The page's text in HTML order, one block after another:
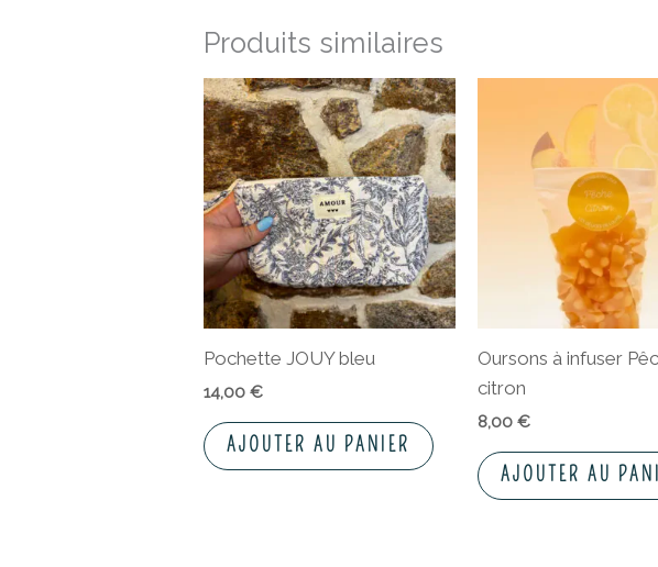
Produits similaires
Pochette JOUY bleu
14,00€
AJOUTER AU PANIER
Oursons à infuser
citron
8,00 €
AJOUTER AU